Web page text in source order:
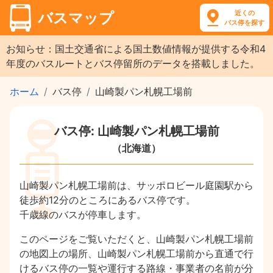
バスマップ
近くの
バス停を探す
お知らせ：国土交通省による国土数値情報が提供する令和4
年度のバスルートとバス停留所のデータを搭載しました。
ホーム バス停 山崎製パン札幌工場前
バス停: 山崎製パン札幌工場前
（北海道）
山崎製パン札幌工場前は、サッポロビール庭園駅から
徒歩約12分のところにあるバス停です。
千歳線のバスが停車します。
このページをご覧いただくと、山崎製パン札幌工場前
の地図上の場所、山崎製パン札幌工場前から直通で行
けるバス停の一覧や運行する路線・事業者の名前が分